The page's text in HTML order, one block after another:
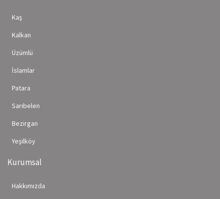
Kaş
Kalkan
Üzümlü
İslamlar
Patara
Sarıbelen
Bezirgan
Yeşilköy
Kurumsal
Hakkımızda